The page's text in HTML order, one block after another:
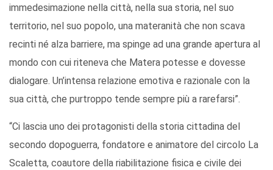
immedesimazione nella città, nella sua storia, nel suo
territorio, nel suo popolo, una materanità che non scava
recinti né alza barriere, ma spinge ad una grande apertura al
mondo con cui riteneva che Matera potesse e dovesse
dialogare. Un’intensa relazione emotiva e razionale con la
sua città, che purtroppo tende sempre più a rarefarsi”.
“Ci lascia uno dei protagonisti della storia cittadina del
secondo dopoguerra, fondatore e animatore del circolo La
Scaletta, coautore della riabilitazione fisica e civile dei